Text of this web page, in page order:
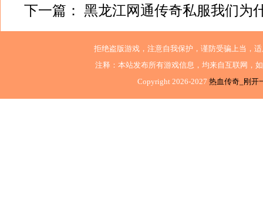
下一篇： 黑龙江网通传奇私服我们为
拒绝盗版游戏，注意自我保护，谨防受骗上当，
注释：本站发布所有游戏信息，均来自互联网，
Copyright 2026-2027热血传奇_刚开